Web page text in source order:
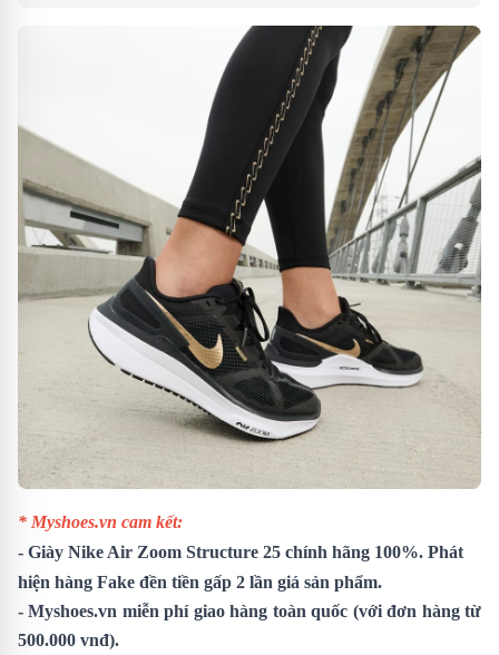
* Myshoes.vn cam kết:
- Giày Nike Air Zoom Structure 25 chính hãng 100%. Phát
hiện hàng Fake đền tiền gấp 2 lần giá sản phẩm.
- Myshoes.vn miễn phí giao hàng toàn quốc (với đơn hàng từ
500.000 vnđ).